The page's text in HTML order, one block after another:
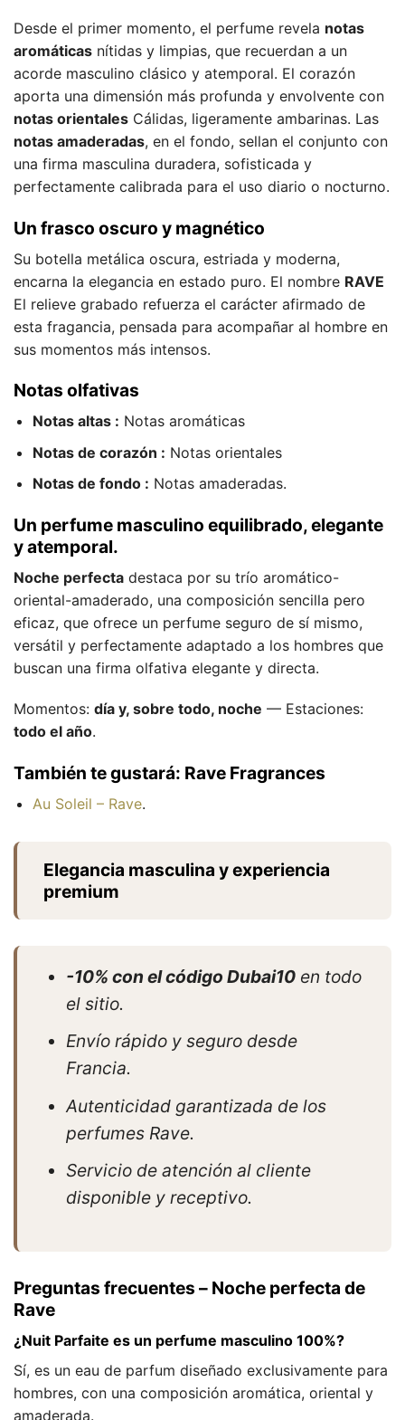
Desde el primer momento, el perfume revela notas
aromáticas nítidas y limpias, que recuerdan a un
acorde masculino clásico y atemporal. El corazón
aporta una dimensión más profunda y envolvente con
notas orientales Cálidas, ligeramente ambarinas. Las
notas amaderadas, en el fondo, sellan el conjunto con
una firma masculina duradera, sofisticada y
perfectamente calibrada para el uso diario o nocturno.
Un frasco oscuro y magnético
Su botella metálica oscura, estriada y moderna,
encarna la elegancia en estado puro. El nombre RAVE
El relieve grabado refuerza el carácter afirmado de
esta fragancia, pensada para acompañar al hombre en
sus momentos más intensos.
Notas olfativas
Notas altas : Notas aromáticas
Notas de corazón : Notas orientales
Notas de fondo : Notas amaderadas.
Un perfume masculino equilibrado, elegante
y atemporal.
Noche perfecta destaca por su trío aromático-
oriental-amaderado, una composición sencilla pero
eficaz, que ofrece un perfume seguro de sí mismo,
versátil y perfectamente adaptado a los hombres que
buscan una firma olfativa elegante y directa.
Momentos: día y, sobre todo, noche — Estaciones:
todo el año.
También te gustará: Rave Fragrances
Au Soleil – Rave.
Elegancia masculina y experiencia
premium
-10% con el código Dubai10en todo
el sitio.
Envío rápido y seguro desde
Francia.
Autenticidad garantizada de los
perfumes Rave.
Servicio de atención al cliente
disponible y receptivo.
Preguntas frecuentes – Noche perfecta de
Rave
¿Nuit Parfaite es un perfume masculino 100%?
Sí, es un eau de parfum diseñado exclusivamente para
hombres, con una composición aromática, oriental y
amaderada.